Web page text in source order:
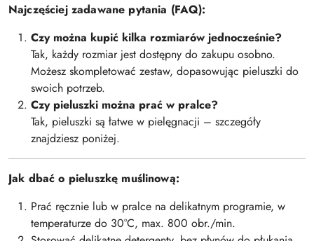
Najczęściej zadawane pytania (FAQ):
Czy można kupić kilka rozmiarów jednocześnie?
Tak, każdy rozmiar jest dostępny do zakupu osobno.
Możesz skompletować zestaw, dopasowując pieluszki do
swoich potrzeb.
Czy pieluszki można prać w pralce?
Tak, pieluszki są łatwe w pielęgnacji – szczegóły
znajdziesz poniżej.
Jak dbać o pieluszkę muślinową:
Prać ręcznie lub w pralce na delikatnym programie, w
temperaturze do 30°C, max. 800 obr./min.